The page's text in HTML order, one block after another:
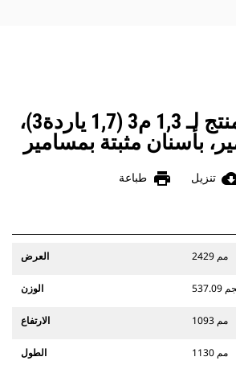
مواصفات المنتج لـ 1,3 م3 (1,7 ياردة3)،
بأسنان مثبتة بمسامير
تنزيل print طباعة
العرض 2429 مم
الوزن كجم
الارتفاع 1093 مم
الطول 1130 مم